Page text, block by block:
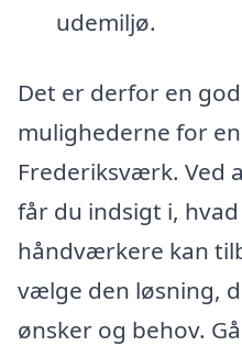
udemiljø.
Det er derfor en
mulighederne for
Frederiksværk. Ved
får du indsigt i,
håndværkere kan
vælge den løsning,
ønsker og behov.